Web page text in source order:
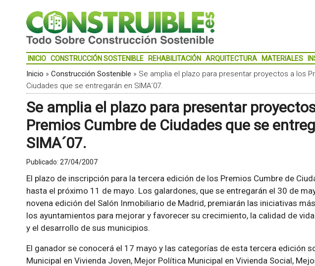
INICIO CONSTRUCCIÓN SOSTENIBLE REHABILITACIÓN ARQUITECTURA MATERIALES
Inicio » Construcción Sostenible » Se amplia el plazo para presentar proyectos a los
Ciudades que se entregarán en SIMA´07.
Se amplia el plazo para presentar
Premios Cumbre de Ciudades que se
SIMA´07.
Publicado: 27/04/2007
El plazo de inscripción para la tercera edición de los Premios Cumbre de
hasta el próximo 11 de mayo. Los galardones, que se entregarán el 30 de
novena edición del Salón Inmobiliario de Madrid, premiarán las iniciativas
los ayuntamientos para mejorar y favorecer su crecimiento, la calidad de
y el desarrollo de sus municipios.
El ganador se conocerá el 17 mayo y las categorías de esta tercera edición
Municipal en Vivienda Joven, Mejor Política Municipal en Vivienda Social,